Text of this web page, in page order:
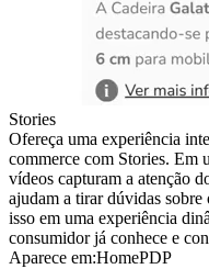
Stories
Ofereça uma experiência
commerce com Stories. Em
vídeos capturam a atenção
ajudam a tirar dúvidas
isso em uma experiência
consumidor já conhece e
Aparece em:HomePDP